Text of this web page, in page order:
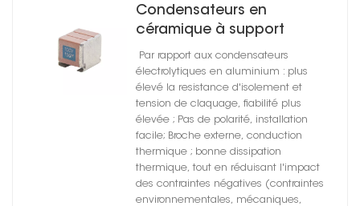
Condensateurs en
céramique à support
métallique Non encapsulé,
haute fiabilité X7T
diélectrique
Par rapport aux condensateurs
électrolytiques en aluminium : plus
élevé la resistance d'isolement et
tension de claquage, fiabilité plus
élevée ; Pas de polarité, installation
facile; Broche externe, conduction
thermique ; bonne dissipation
thermique, tout en réduisant l'impact
des contraintes négatives (contraintes
environnementales, mécaniques,